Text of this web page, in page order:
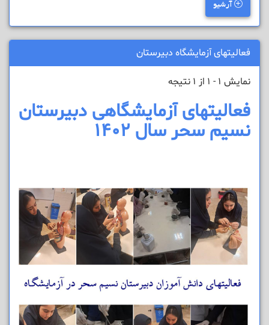
آرشیو
فعالیتهای آزمایشگاه دبیرستان
نمایش 1 - 1 از 1 نتیجه
فعالیتهای آزمایشگاهی دبیرستان
نسیم سحر سال 1402